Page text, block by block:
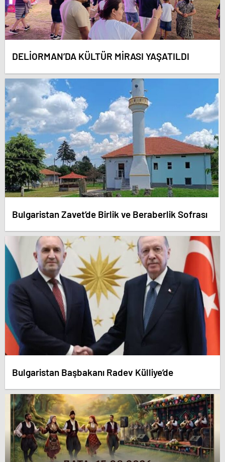
DELİORMAN’DA KÜLTÜR MİRASI YAŞATILDI
Bulgaristan Zavet’de Birlik ve Beraberlik Sofrası
Bulgaristan Başbakanı Radev Külliye’de